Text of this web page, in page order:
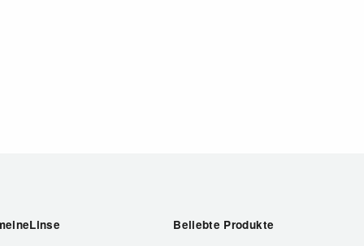
Beliebte Produkte